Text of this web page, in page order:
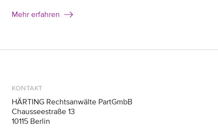
Mehr erfahren
KONTAKT
HÄRTING Rechtsanwälte PartGmbB
Chausseestraße 13
10115 Berlin